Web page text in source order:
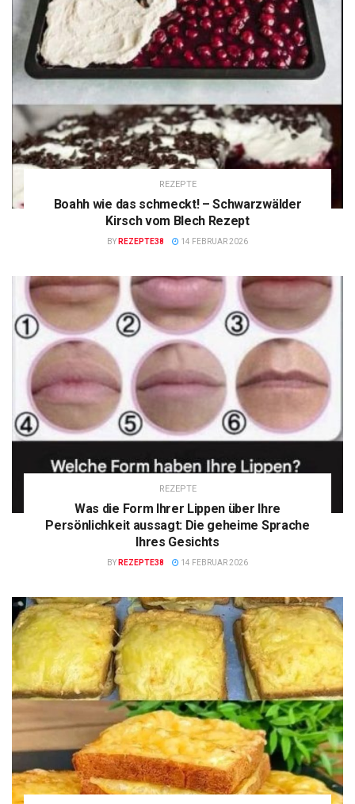
REZEPTE
Boahh wie das schmeckt! – Schwarzwälder
Kirsch vom Blech Rezept
BY REZEPTE38 14 FEBRUAR 2026
REZEPTE
Was die Form Ihrer Lippen über Ihre
Persönlichkeit aussagt: Die geheime Sprache
Ihres Gesichts
BY REZEPTE38 14 FEBRUAR 2026